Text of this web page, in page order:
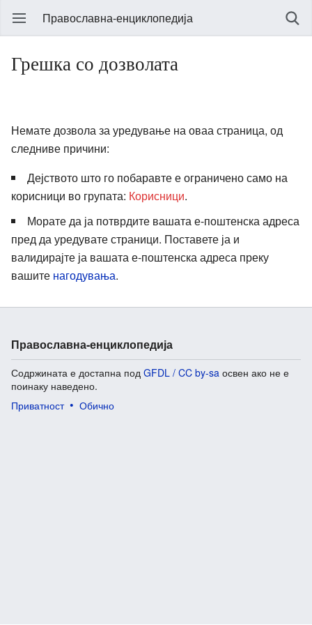
Православна-енциклопедија
Грешка со дозволата
Немате дозвола за уредување на оваа страница, од
следниве причини:
Дејството што го побаравте е ограничено само на
корисници во групата: Корисници.
Морате да ја потврдите вашата е-поштенска адреса
пред да уредувате страници. Поставете ја и
валидирајте ја вашата е-поштенска адреса преку
вашите нагодувања.
Православна-енциклопедија
Содржината е достапна под GFDL / CC by-sa освен ако не е
поинаку наведено.
Приватност
Обично